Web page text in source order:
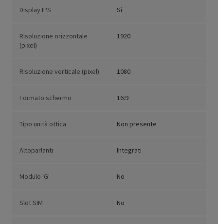
Display IPS Sì
Risoluzione orizzontale
(pixel)
1920
Risoluzione verticale (pixel) 1080
Formato schermo 16:9
Tipo unità ottica Non presente
Altoparlanti Integrati
Modulo 'G' No
Slot SIM No